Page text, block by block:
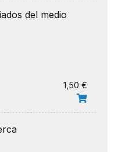
del medio
1,50 €